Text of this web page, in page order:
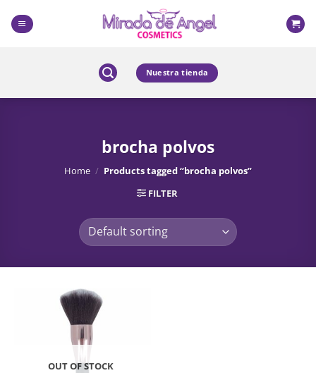
content
Nuestra tienda
brocha polvos
Home / Products tagged “brocha polvos”
FILTER
OUT OF STOCK